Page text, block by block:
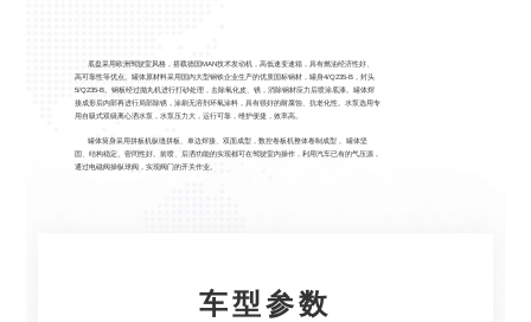
底盘采用欧洲驾驶室风格，搭载德国MAN技术发动机，高低速变速箱，具有燃油经济性好、
高可靠性等优点。罐体原材料采用国内大型钢铁企业生产的优质国标钢材，罐身4/Q235-B，封头
5/Q235-B。钢板经过抛丸机进行打砂处理，去除氧化皮、锈，消除钢材应力后喷涂底漆。罐体焊
接成形后内部再进行局部除锈，涂刷无溶剂环氧涂料，具有很好的耐腐蚀、抗老化性。水泵选用专
用自吸式双级离心洒水泵，水泵压力大，运行可靠，维护便捷，效率高。
罐体筒身采用拼板机纵缝拼板、单边焊接、双面成型，数控卷板机整体卷制成型， 罐体坚
固、结构稳定、密闭性好。前喷、后洒功能的实现都可在驾驶室内操作，利用汽车已有的气压源，
通过电磁阀操纵球阀，实现阀门的开关作业。
车型参数